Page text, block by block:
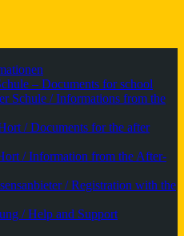
– Documents for school
Schule / Informations from the
/ Documents for the after
/ Information from the After-
/ Registration with the
/ Help and Support